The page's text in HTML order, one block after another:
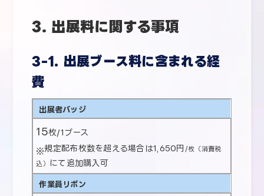
3. 出展料に関する事項
3-1. 出展ブース料に含まれる経
費
出展者バッジ
15枚/1ブース
規定配布枚数を超える場合は1,650円 /枚（消費税
込） にて追加購入可
作業員リボン